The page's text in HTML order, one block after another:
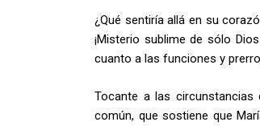
¿Qué sentiría allá en su
¡Misterio sublime de sólo
cuanto a las funciones y
Tocante a las
común, que sostiene que